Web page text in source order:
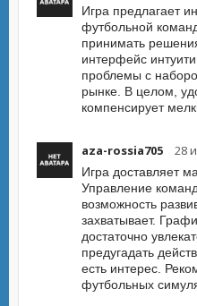
Игра предлагает
футбольной
принимать
интерфейс
проблемы с
рынке. В целом,
компенсирует
aza-rossia705 28
Игра доставляет
Управление
возможность
захватывает.
достаточно
предугадать
есть интерес.
футбольных